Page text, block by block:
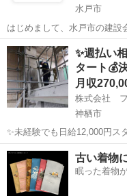
水戸市
はじめまして、水戸市の建設会社 輝組
で作業するスタッフを募集し
スタッフに還元しスタッフ
用しています。 なので他
茨城 水戸市 鳶職
✨週払い
タート💰
月収
株式会社
神栖市
✨未経験でも日給12,000円ス
🏠家賃補助あり｜道具代0円
茨城 神栖市 鳶職
古い着物
眠った着物